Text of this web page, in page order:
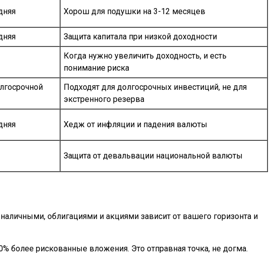
Хорош для подушки на 3-12 месяцев
Защита капитала при низкой доходности
Когда нужно увеличить доходность, и есть
понимание риска
Подходят для долгосрочных инвестиций, не для
экстренного резерва
Хедж от инфляции и падения валюты
Защита от девальвации национальной валюты
облигациями и акциями зависит от вашего горизонта и
более рискованные вложения. Это отправная точка, не догма.